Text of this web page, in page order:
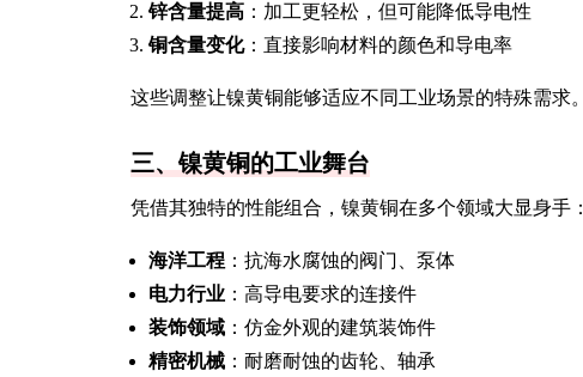
锌含量提高 ：加工更轻松，但可能降低导电性
铜含量变化：直接影响材料的颜色和导电率
这些调整让镍黄铜能够适应不同工业场景的特殊需求。
三、镍黄铜的工业舞台
凭借其独特的性能组合，镍黄铜在多个领域大显身手：
海洋工程 ：抗海水腐蚀的阀门、泵体
电力行业 ：高导电要求的连接件
装饰领域 ：仿金外观的建筑装饰件
精密机械 ：耐磨耐蚀的齿轮、轴承